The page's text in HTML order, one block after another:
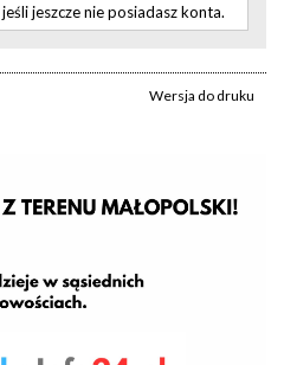
jeśli jeszcze nie posiadasz konta.
Wersja do druku